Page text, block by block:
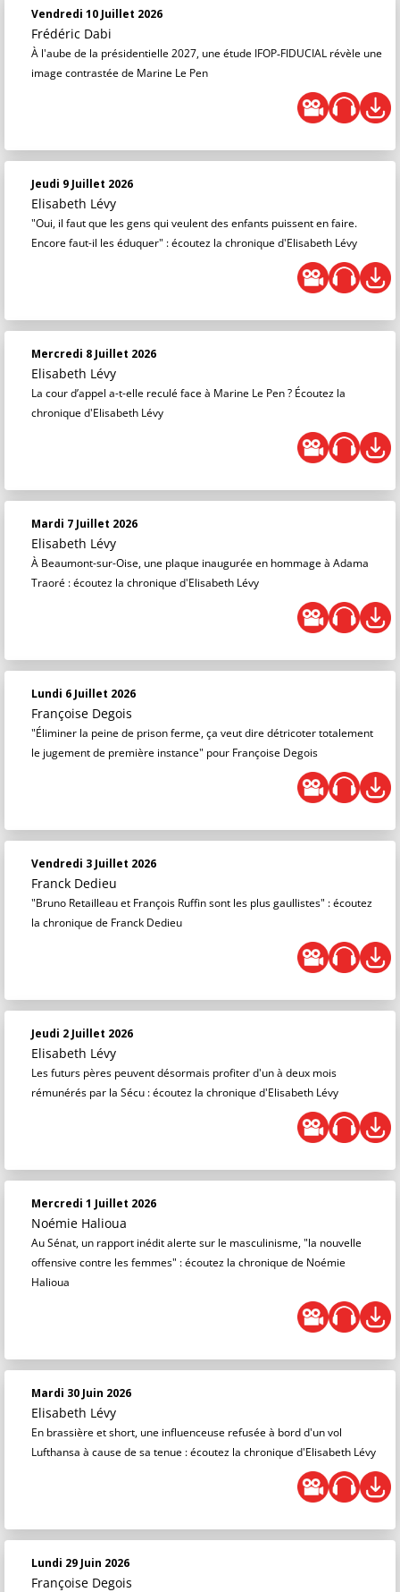
Vendredi 10 Juillet 2026
Frédéric Dabi
À l'aube de la présidentielle 2027, une étude IFOP‑FIDUCIAL révèle une
image contrastée de Marine Le Pen
Jeudi 9 Juillet 2026
Elisabeth Lévy
"Oui, il faut que les gens qui veulent des enfants puissent en faire.
Encore faut-il les éduquer" : écoutez la chronique d'Elisabeth Lévy
Mercredi 8 Juillet 2026
Elisabeth Lévy
La cour d’appel a-t-elle reculé face à Marine Le Pen ? Écoutez la
chronique d'Elisabeth Lévy
Mardi 7 Juillet 2026
Elisabeth Lévy
À Beaumont-sur-Oise, une plaque inaugurée en hommage à Adama
Traoré : écoutez la chronique d'Elisabeth Lévy
Lundi 6 Juillet 2026
Françoise Degois
"Éliminer la peine de prison ferme, ça veut dire détricoter totalement
le jugement de première instance" pour Françoise Degois
Vendredi 3 Juillet 2026
Franck Dedieu
"Bruno Retailleau et François Ruffin sont les plus gaullistes" : écoutez
la chronique de Franck Dedieu
Jeudi 2 Juillet 2026
Elisabeth Lévy
Les futurs pères peuvent désormais profiter d'un à deux mois
rémunérés par la Sécu : écoutez la chronique d'Elisabeth Lévy
Mercredi 1 Juillet 2026
Noémie Halioua
Au Sénat, un rapport inédit alerte sur le masculinisme, "la nouvelle
offensive contre les femmes" : écoutez la chronique de Noémie
Halioua
Mardi 30 Juin 2026
Elisabeth Lévy
En brassière et short, une influenceuse refusée à bord d'un vol
Lufthansa à cause de sa tenue : écoutez la chronique d'Elisabeth Lévy
Lundi 29 Juin 2026
Françoise Degois